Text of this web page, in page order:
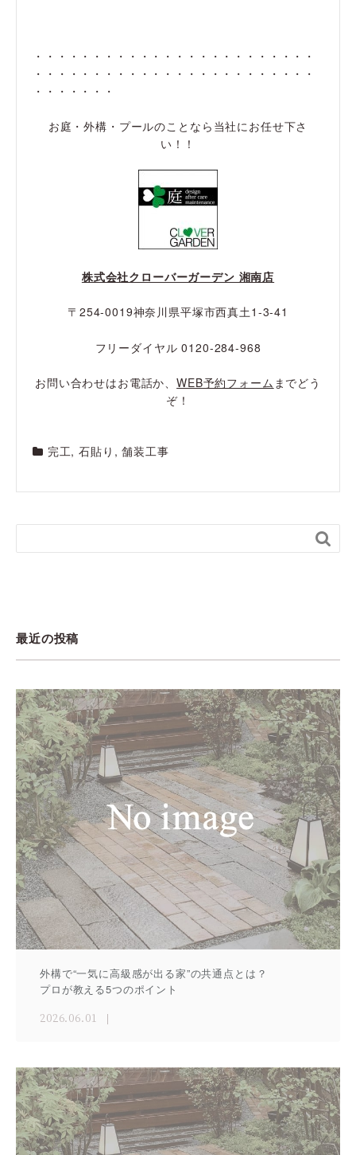
・・・・・・・・・・・・・・・・・・・・・・・・
・・・・・・・・・・・・・・・・・・・・・・・・
・・・・・・・
お庭・外構・プールのことなら当社にお任せ下さ
い！！
株式会社クローバーガーデン 湘南店
〒254-0019神奈川県平塚市西真土1-3-41
フリーダイヤル 0120-284-968
お問い合わせはお電話か、WEB予約フォーム までどう
ぞ！
完工,石貼り ,舗装工事

最近の投稿
外構で“一気に高級感が出る家”の共通点とは？
プロが教える5つのポイント
2026.06.01